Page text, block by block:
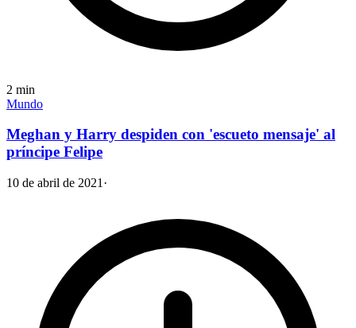
2 min
Mundo
Meghan y Harry despiden con 'escueto mensaje' al
príncipe Felipe
10 de abril de 2021 ·